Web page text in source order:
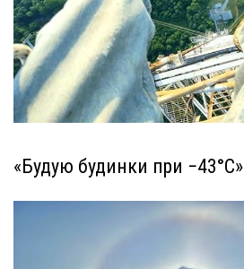
«Будую будинки при −43°С»